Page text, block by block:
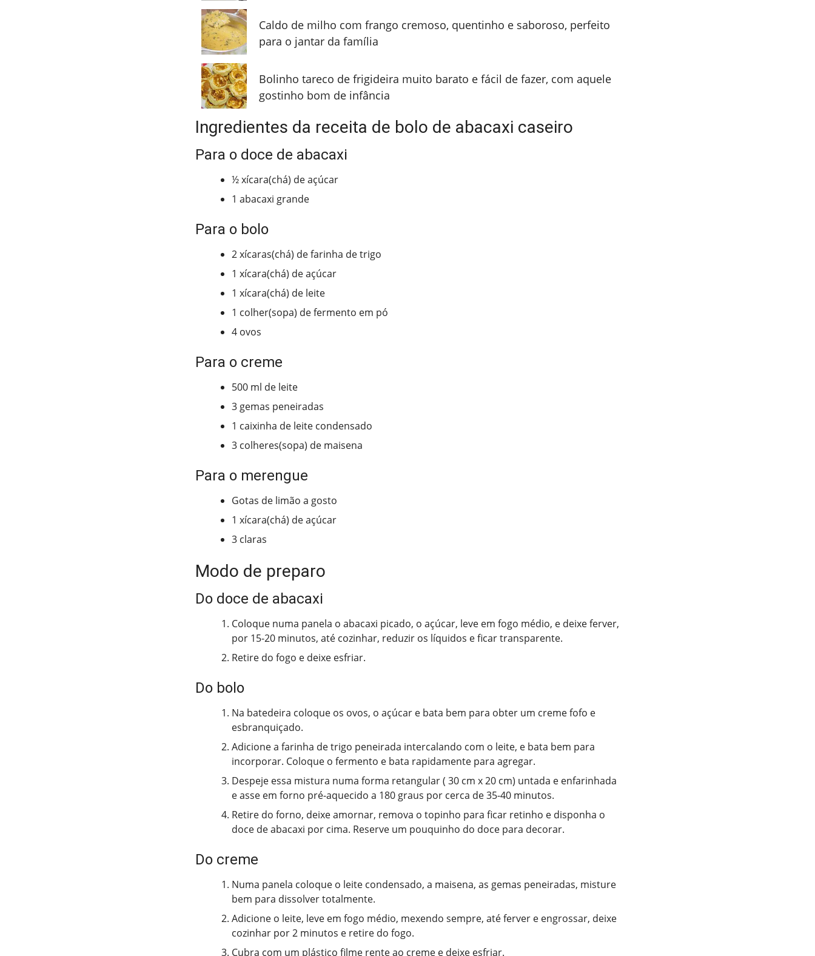
Caldo de milho com frango cremoso, quentinho e saboroso, perfeito
para o jantar da família
Bolinho tareco de frigideira muito barato e fácil de fazer, com aquele
gostinho bom de infância
Ingredientes da receita de bolo de abacaxi caseiro
Para o doce de abacaxi
½ xícara(chá) de açúcar
1 abacaxi grande
Para o bolo
2 xícaras(chá) de farinha de trigo
1 xícara(chá) de açúcar
1 xícara(chá) de leite
1 colher(sopa) de fermento em pó
4 ovos
Para o creme
500 ml de leite
3 gemas peneiradas
1 caixinha de leite condensado
3 colheres(sopa) de maisena
Para o merengue
Gotas de limão a gosto
1 xícara(chá) de açúcar
3 claras
Modo de preparo
Do doce de abacaxi
Coloque numa panela o abacaxi picado, o açúcar, leve em fogo médio, e deixe ferver,
por 15-20 minutos, até cozinhar, reduzir os líquidos e ficar transparente.
Retire do fogo e deixe esfriar.
Do bolo
Na batedeira coloque os ovos, o açúcar e bata bem para obter um creme fofo e
esbranquiçado.
Adicione a farinha de trigo peneirada intercalando com o leite, e bata bem para
incorporar. Coloque o fermento e bata rapidamente para agregar.
Despeje essa mistura numa forma retangular ( 30 cm x 20 cm) untada e enfarinhada
e asse em forno pré-aquecido a 180 graus por cerca de 35-40 minutos.
Retire do forno, deixe amornar, remova o topinho para ficar retinho e disponha o
doce de abacaxi por cima. Reserve um pouquinho do doce para decorar.
Do creme
Numa panela coloque o leite condensado, a maisena, as gemas peneiradas, misture
bem para dissolver totalmente.
Adicione o leite, leve em fogo médio, mexendo sempre, até ferver e engrossar, deixe
cozinhar por 2 minutos e retire do fogo.
Cubra com um plástico filme rente ao creme e deixe esfriar.